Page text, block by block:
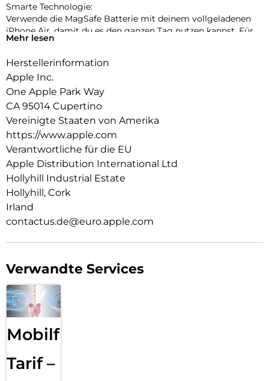
Smarte Technologie:
Verwende die MagSafe Batterie mit deinem voll­geladenen
iPhone Air, damit du es den ganzen Tag nutzen kannst. Für
eine maximale Batterielaufzeit wählt das kombinierte
unterwegs einen schnellen Boost brauchst, docke es einfach
für bis zu 12 W schnelles kabelloses Laden an.
Schnelles Laden:
Um dein iPhone Air noch schneller zu laden, docke die
MagSafe Batterie an und schließe es gleichzeitig an ein 20W
Netzteil oder höher an.
Mehr lesen
Herstellerinformation
Apple Inc.
One Apple Park Way
CA 95014 Cupertino
Vereinigte Staaten von Amerika
https://www.apple.com
Verantwortliche für die EU
Apple Distribution International Ltd
Hollyhill Industrial Estate
Hollyhill, Cork
Irland
contactus.de@euro.apple.com
Verwandte Services
Mobilfunk
Tarif –